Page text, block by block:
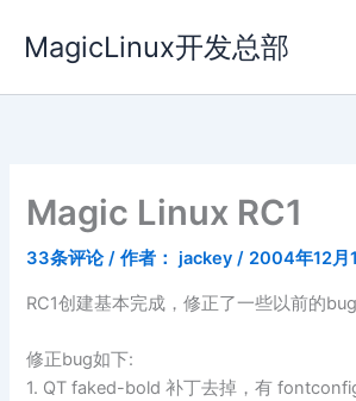
容
MagicLinux开发总部
Magic Linux RC1
33条评论 / 作者： jackey/ 2004年12月
RC1创建基本完成，修正了一些以前的
修正bug如下:
1. QT faked-bold 补丁去掉，有